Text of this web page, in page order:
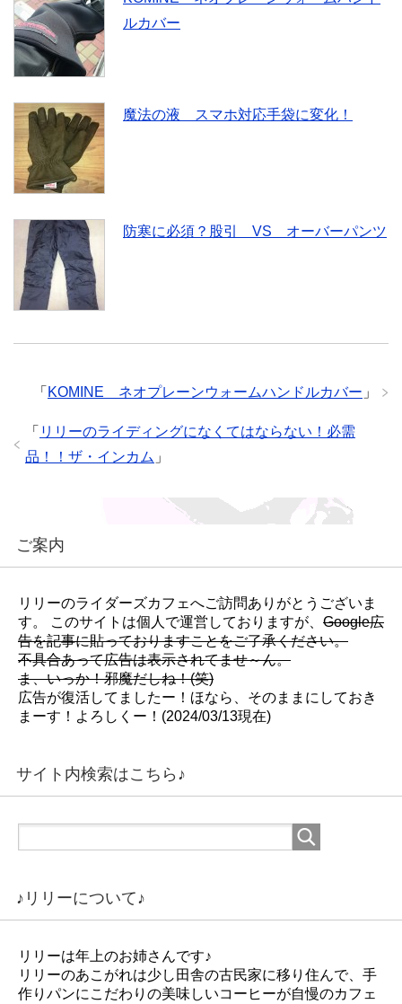
ルカバー
魔法の液 スマホ対応手袋に変化！
防寒に必須？股引 VS オーバーパンツ
「 KOMINE ネオプレーンウォームハンドルカバー 」
「 リリーのライディングになくてはならない！必需
品！！ザ・インカム 」
ご案内
リリーのライダーズカフェへご訪問ありがとうございま
す。 このサイトは個人で運営しておりますが、 Google広
告を記事に貼っておりますことをご了承ください。
不具合あって広告は表示されてませ～ん。
ま、いっか！邪魔だしね！(笑)
広告が復活してましたー！ほなら、そのままにしておき
まーす！よろしくー！(2024/03/13現在)
サイト内検索はこちら♪
♪リリーについて♪
リリーは年上のお姉さんです♪
リリーのあこがれは少し田舎の古民家に移り住んで、手
作りパンにこだわりの美味しいコーヒーが自慢のカフェ